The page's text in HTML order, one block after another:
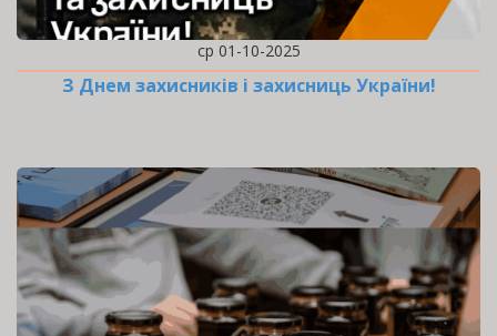
ср 01-10-2025
З Днем захисників і захисниць України!